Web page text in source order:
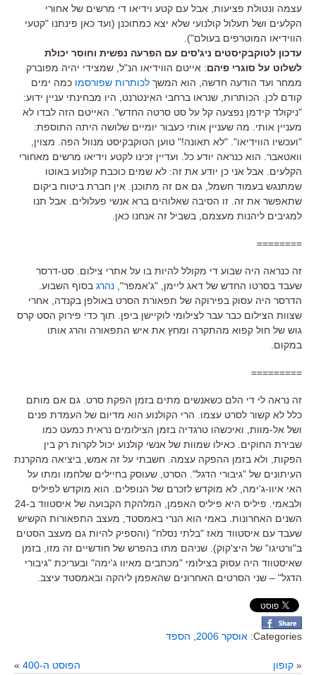
עצמה ונטולת פציעות, אבל עם קטע וידיאו די מרשים של אחורי
הקלעים ושל תעלול קולנועי שלא יצא כמתוכנן (ועד כאן פינתנו "קטעי
הווידיאו המוטרפים בעולם").
עדכון לטוקבקיסטים ניג'סים עם הפרעה נפשית וחוסר יכולת
לשלוט על סוגרי פיהם: אייטם הווידיאו הנ"ל, שמצידי יהיה מפוברק
ממחר ועד הודעה חדשה, הוא המשך לכותרות שפורסמו כמה ימים
קודם לכן. הכותרות, שנראו ברחבי האינטרנט, היו מבחינתי עניין ידוע:
"ניקולד קידמן נפצעה קל על סט סרטה החדש". האייטם הזה לבדו לא
מעניין אותי. מה שעניין אותי כעבור יומיים שלושה היתה התוספת:
"ועכשיו הווידיאו". "לא תאונה!" טוען הטוקבקיסט מנוול הפה. מצוין,
וואטאבר. הוא כנראה יודע כל. ועדיין זכינו לקטע וידיאו מרשים מאחורי
הקלעים. אבל אני כן יודע את זה: לא שמים כוכבת קולנוע באוטו
שמתנגש בעמוד חשמל, גם אם זה מתוכנן. אין חברת ביטוח ביקום
שתאפשר את זה. זו הסיבה שאלוהים ברא אנשי פעלולים. אבל תנו
למגיבים ליהנות מעצמם, בשביל זה אנחנו כאן.
========
זה כנראה היה שבוע די מקולל להיות בו על אתרי צילום. סט-דרסר
שעבד בסרטו החדש של דאג ליימן, "ג'אמפר", נהרג בסוף השבוע.
הדרסר היה עסוק בפירוקה של תפאורת הסרט באולפן בקנדה, אחרי
שצוות הצילום כבר עבר לצילומי לוקיישן ביפן. תוך כדי פירוק הסט קרס
גוש של חול קפוא מהתקרה ומחץ את איש התפאורה והרג אותו
במקום.
=========
זה נראה לי די הלם כשאנשים מתים בזמן הפקת סרט. גם אם מותם
כלל לא קשור לסרט עצמו. הרי הקולנוע הוא מדיום של העמדת פנים
ושל אל-מוות, ואיכשהו טרגדיה בזמן הצילומים נראית כמעט כמו
שבירת החוקים. כאילו שמוות של אנשי קולנוע יכול לקרות רק בין
הפקות, ולא בזמן ההפקה עצמה. חשבתי על זה אמש, ביציאה מהקרנת
העיתונים של "גיבורי הדגל". הסרט, שעוסק בחיילים שלחמו ומתו על
האי איוו-ג'ימה, לא מוקדש לזכרם של הנופלים. הוא מוקדש לפיליס
ולבאמי. פיליס היא פיליס האפמן, המלהקת הקבועה של איסטווד ב-24
השנים האחרונות. באמי הוא הנרי באמסטד, מעצב התפאורות הקשיש
שעבד עם איסטווד מאז "בלתי נסלח" (והספיק להיות גם מעצב הסטים
ב"ורטיגו" של היצ'קוק). שניהם מתו בהפרש של חודשיים זה מזו, בזמן
שאיסטווד היה עסוק בצילומי "מכתבים מאיוו ג'ימה" ובעריכת "גיבורי
הדגל" – שני הסרטים האחרונים שהאפמן ליהקה ובאמסטד עיצב.
Categories: אוסקר 2006 הספד
« קופון הפוסט ה-400 »